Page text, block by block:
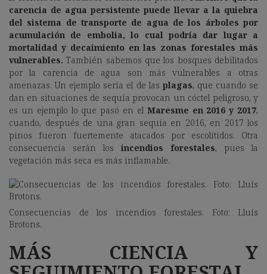
carencia de agua persistente puede llevar a la quiebra
del sistema de transporte de agua de los árboles por
acumulación de embolia, lo cual podría dar lugar a
mortalidad y decaimiento en las zonas forestales más
vulnerables. También sabemos que los bosques debilitados
por la carencia de agua son más vulnerables a otras
amenazas. Un ejemplo sería el de las plagas, que cuando se
dan en situaciones de sequía provocan un cóctel peligroso, y
es un ejemplo lo que pasó en el Maresme en 2016 y 2017,
cuando, después de una gran sequía en 2016, en 2017 los
pinos fueron fuertemente atacados por escolítidos. Otra
consecuencia serán los
incendios forestales, pues la
vegetación más seca es más inflamable.
Consecuencias de los incendios forestales. Foto: Lluís
Brotons.
MÁS CIENCIA Y